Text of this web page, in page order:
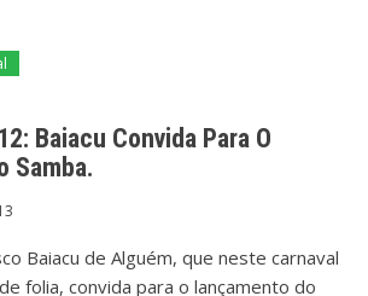
Baiacu Convida Para O
Samba.
Baiacu de Alguém, que neste carnaval
folia, convida para o lançamento do